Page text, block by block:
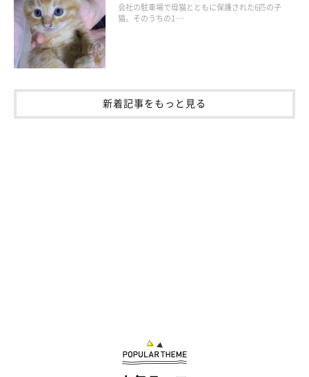
会社の駐車場で母猫とともに保護された6匹の子
猫。そのうちの1 …
新着記事をもっと見る